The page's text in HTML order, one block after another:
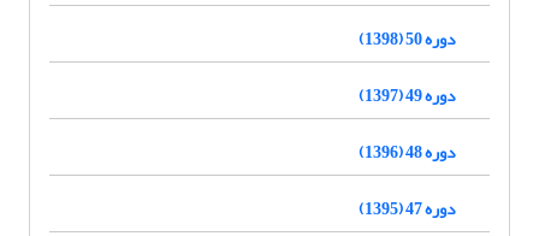
دوره 50 (1398)
دوره 49 (1397)
دوره 48 (1396)
دوره 47 (1395)